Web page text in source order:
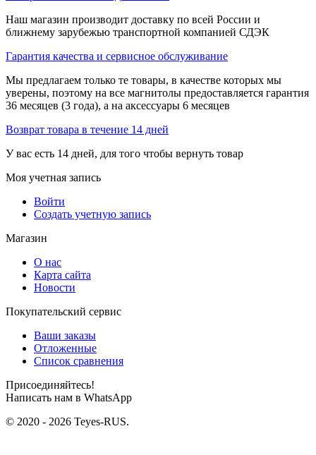
Наш магазин производит доставку по всей России и
ближнему зарубежью транспортной компанией СДЭК
Гарантия качества и сервисное обслуживание
Мы предлагаем только те товары, в качестве которых мы
уверены, поэтому на все магнитолы предоставляется гарантия
36 месяцев (3 года), а на аксессуары 6 месяцев
Возврат товара в течение 14 дней
У вас есть 14 дней, для того чтобы вернуть товар
Моя учетная запись
Войти
Создать учетную запись
Магазин
О нас
Карта сайта
Новости
Покупательский сервис
Ваши заказы
Отложенные
Список сравнения
Присоединяйтесь!
Написать нам в WhatsApp
© 2020 - 2026 Teyes-RUS.